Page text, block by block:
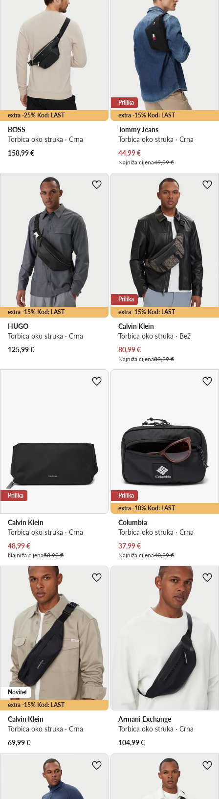
extra -25% Kod: LAST
BOSS
Torbica oko struka · Crna
158,99€
extra -15% Kod: LAST
Prilika
Tommy Jeans
Torbica oko struka · Crna
Trenutna cijena
44,99€
Najniža cijena49,99 €
extra -15% Kod: LAST
HUGO
Torbica oko struka · Crna
125,99€
extra -15% Kod: LAST
Prilika
Calvin Klein
Torbica oko struka · Bež
Trenutna cijena
80,99€
Najniža cijena89,99 €
Prilika
Calvin Klein
Torbica oko struka · Crna
Trenutna cijena
48,99€
Najniža cijena53,99 €
extra -10% Kod: LAST
Prilika
Columbia
Torbica oko struka · Crna
Trenutna cijena
37,99€
Najniža cijena40,99 €
extra -15% Kod: LAST
Novitet
Calvin Klein
Torbica oko struka · Crna
69,99€
Armani Exchange
Torbica oko struka · Crna
104,99€